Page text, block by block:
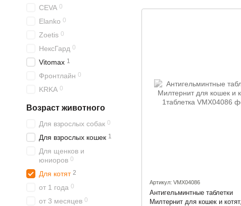
Артикул: VMX04086
Антигельминтные таблетки
Милтернит для кошек и котят,
CEVA 0
Elanko 0
Zoetis 0
НексГард 0
Vitomax 1
Фронтлайн 0
KRKA 0
Возраст животного
Для взрослых собак 0
Для взрослых кошек 1
Для щенков и
юниоров 0
Для котят 2
от 1 года 0
от 3 месяцев 0